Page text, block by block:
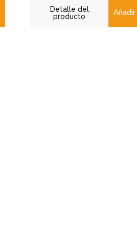
Detalle del
producto